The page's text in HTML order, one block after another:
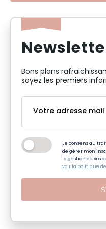
Bons plans
soyez les premiers
Je consens au
de gérer mon
la gestion de vos
voir la politique